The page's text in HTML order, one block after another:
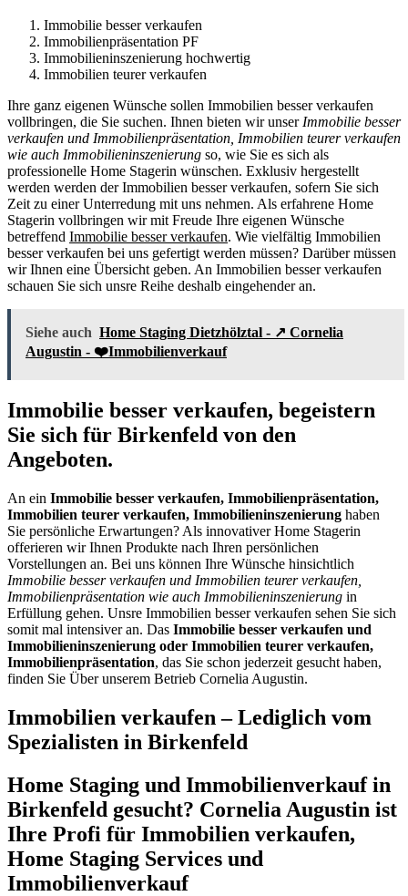
Immobilie besser verkaufen
Immobilienpräsentation PF
Immobilieninszenierung hochwertig
Immobilien teurer verkaufen
Ihre ganz eigenen Wünsche sollen Immobilien besser verkaufen
vollbringen, die Sie suchen. Ihnen bieten wir unser Immobilie besser
verkaufen und Immobilienpräsentation, Immobilien teurer verkaufen
wie auch Immobilieninszenierung so, wie Sie es sich als
professionelle Home Stagerin wünschen. Exklusiv hergestellt
werden werden der Immobilien besser verkaufen, sofern Sie sich
Zeit zu einer Unterredung mit uns nehmen. Als erfahrene Home
Stagerin vollbringen wir mit Freude Ihre eigenen Wünsche
betreffend Immobilie besser verkaufen. Wie vielfältig Immobilien
besser verkaufen bei uns gefertigt werden müssen? Darüber müssen
wir Ihnen eine Übersicht geben. An Immobilien besser verkaufen
schauen Sie sich unsre Reihe deshalb eingehender an.
Siehe auch Home Staging Dietzhölztal - ↗️ Cornelia
Augustin - ❤️Immobilienverkauf
Immobilie besser verkaufen, begeistern
Sie sich für Birkenfeld von den
Angeboten.
An ein Immobilie besser verkaufen, Immobilienpräsentation,
Immobilien teurer verkaufen, Immobilieninszenierung haben
Sie persönliche Erwartungen? Als innovativer Home Stagerin
offerieren wir Ihnen Produkte nach Ihren persönlichen
Vorstellungen an. Bei uns können Ihre Wünsche hinsichtlich
Immobilie besser verkaufen und Immobilien teurer verkaufen,
Immobilienpräsentation wie auch Immobilieninszenierung in
Erfüllung gehen. Unsre Immobilien besser verkaufen sehen Sie sich
somit mal intensiver an. Das Immobilie besser verkaufen und
Immobilieninszenierung oder Immobilien teurer verkaufen,
Immobilienpräsentation, das Sie schon jederzeit gesucht haben,
finden Sie Über unserem Betrieb Cornelia Augustin.
Immobilien verkaufen – Lediglich vom
Spezialisten in Birkenfeld
Home Staging und Immobilienverkauf in
Birkenfeld gesucht? Cornelia Augustin ist
Ihre Profi für Immobilien verkaufen,
Home Staging Services und
Immobilienverkauf